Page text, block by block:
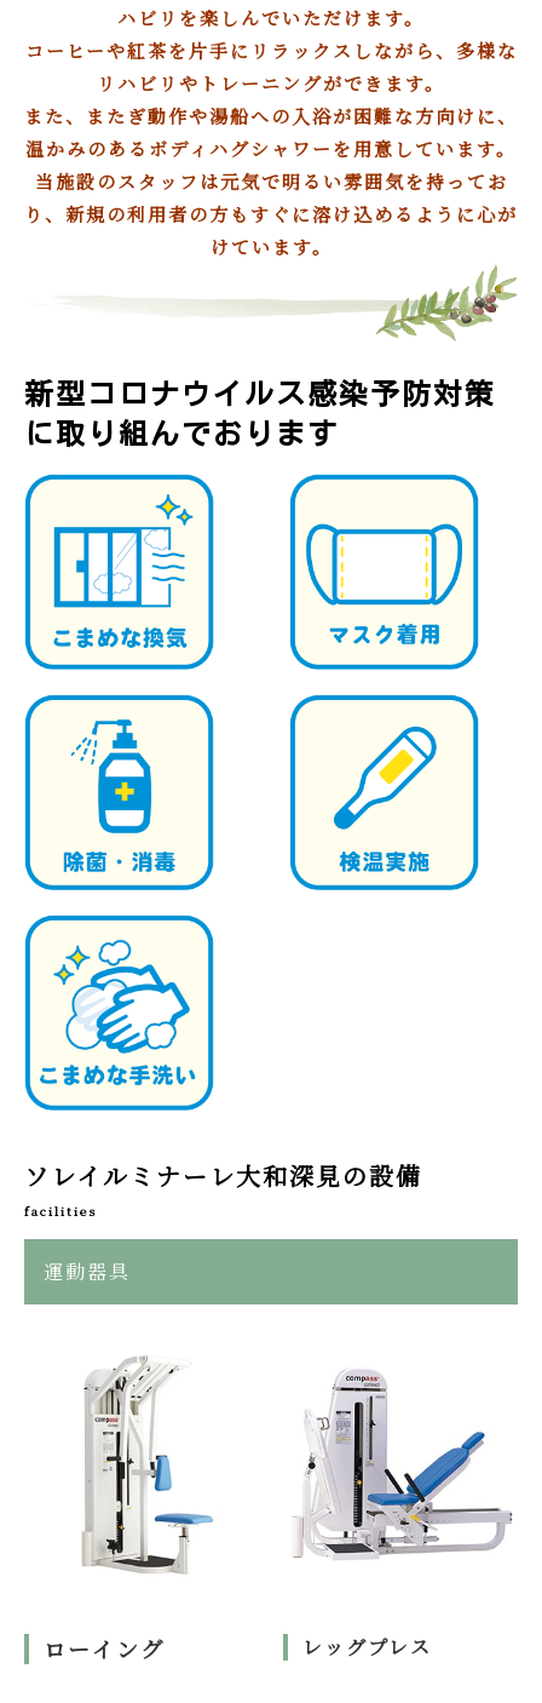
ハビリを楽しんでいただけます。
コーヒーや紅茶を片手にリラックスしながら、多様な
リハビリやトレーニングができます。
また、またぎ動作や湯船への入浴が困難な方向けに、
温かみのあるボディハグシャワーを用意しています。
当施設のスタッフは元気で明るい雰囲気を持ってお
り、新規の利用者の方もすぐに溶け込めるように心が
けています。
新型コロナウイルス感染予防対策
に取り組んでおります
ソレイルミナーレ大和深見の設備
facilities
運動器具
ローイング レッグプレス